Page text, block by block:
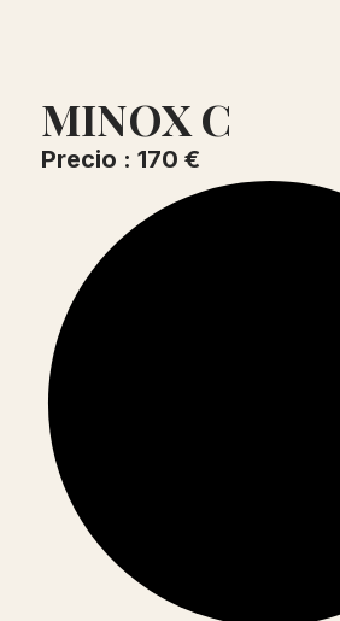
MINOX C
Precio : 170 €